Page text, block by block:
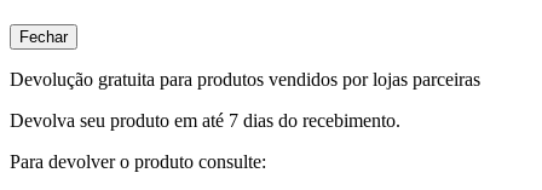
Fechar
Devolução gratuita para produtos vendidos por lojas parceiras
Devolva seu produto em até 7 dias do recebimento.
Para devolver o produto consulte: